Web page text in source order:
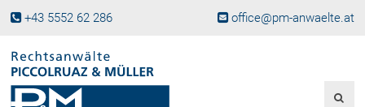
+43 5552 62 286 office@pm-anwaelte.at
Fachgebiete